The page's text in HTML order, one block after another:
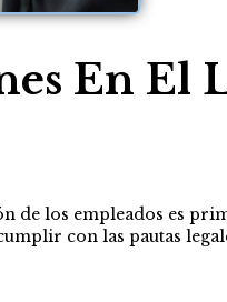
En El
de los empleados es
con las pautas